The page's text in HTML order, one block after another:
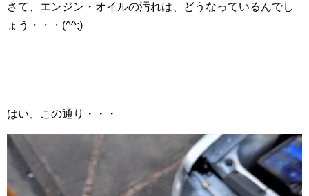
さて、エンジン・オイルの汚れは、どうなっているんでし
ょう・・・(^^;)
はい、この通り・・・